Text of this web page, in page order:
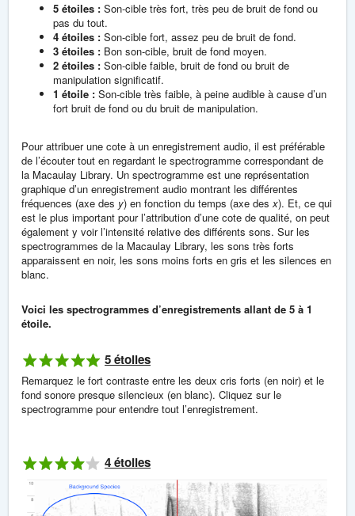
5 étoiles : Son-cible très fort, très peu de bruit de fond ou
pas du tout.
4 étoiles : Son-cible fort, assez peu de bruit de fond.
3 étoiles : Bon son-cible, bruit de fond moyen.
2 étoiles : Son-cible faible, bruit de fond ou bruit de
manipulation significatif.
1 étoile : Son-cible très faible, à peine audible à cause d’un
fort bruit de fond ou du bruit de manipulation.
Pour attribuer une cote à un enregistrement audio, il est préférable
de l’écouter tout en regardant le spectrogramme correspondant de
la Macaulay Library. Un spectrogramme est une représentation
graphique d’un enregistrement audio montrant les différentes
fréquences (axe des y) en fonction du temps (axe desx). Et, ce qui
est le plus important pour l’attribution d’une cote de qualité, on peut
également y voir l’intensité relative des différents sons. Sur les
spectrogrammes de la Macaulay Library, les sons très forts
apparaissent en noir, les sons moins forts en gris et les silences en
blanc.
Voici les spectrogrammes d’enregistrements allant de 5 à 1
étoile.
5 étoiles
Remarquez le fort contraste entre les deux cris forts (en noir) et le
fond sonore presque silencieux (en blanc). Cliquez sur le
spectrogramme pour entendre tout l’enregistrement.
4 étoiles